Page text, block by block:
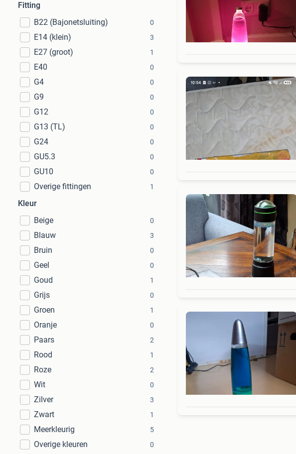
Fitting
B22 (Bajonetsluiting)
0
E14 (klein) 3
E27 (groot) 1
E40 0
G4 0
G9 0
G12 0
G13 (TL) 0
G24 0
GU5.3 0
GU10 0
Overige fittingen 1
Kleur
Beige
0
Blauw 3
Bruin 0
Geel 0
Goud 1
Grijs 0
Groen 1
Oranje 0
Paars 2
Rood 1
Roze 2
Wit 0
Zilver 3
Zwart 1
Meerkleurig 5
Overige kleuren 0